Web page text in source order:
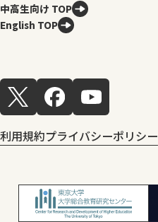
中高生向け TOP
English TOP
利用規約プライバシーポリシー